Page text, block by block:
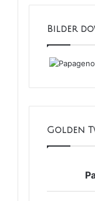
Bilder
Golden